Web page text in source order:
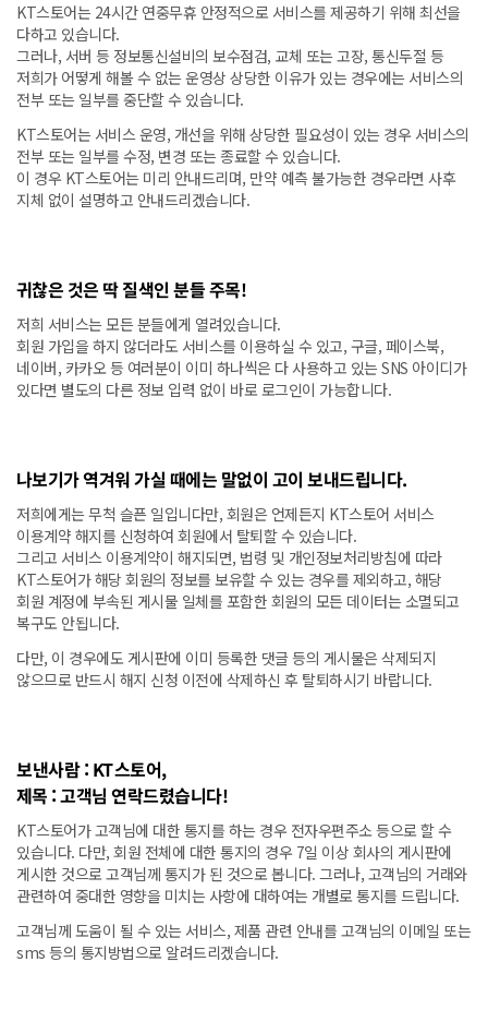
KT스토어는 24시간 연중무휴 안정적으로 서비스를 제공하기 위해 최선을
다하고 있습니다.
그러나, 서버 등 정보통신설비의 보수점검, 교체 또는 고장, 통신두절 등
저희가 어떻게 해볼 수 없는 운영상 상당한 이유가 있는 경우에는 서비스의
전부 또는 일부를 중단할 수 있습니다.
KT스토어는 서비스 운영, 개선을 위해 상당한 필요성이 있는 경우 서비스의
전부 또는 일부를 수정, 변경 또는 종료할 수 있습니다.
이 경우 KT스토어는 미리 안내드리며, 만약 예측 불가능한 경우라면 사후
지체 없이 설명하고 안내드리겠습니다.
귀찮은 것은 딱 질색인 분들 주목!
저희 서비스는 모든 분들에게 열려있습니다.
회원 가입을 하지 않더라도 서비스를 이용하실 수 있고, 구글, 페이스북,
네이버, 카카오 등 여러분이 이미 하나씩은 다 사용하고 있는 SNS 아이디가
있다면 별도의 다른 정보 입력 없이 바로 로그인이 가능합니다.
나보기가 역겨워 가실 때에는 말없이 고이 보내드립니다.
저희에게는 무척 슬픈 일입니다만, 회원은 언제든지 KT스토어 서비스
이용계약 해지를 신청하여 회원에서 탈퇴할 수 있습니다.
그리고 서비스 이용계약이 해지되면, 법령 및 개인정보처리방침에 따라
KT스토어가 해당 회원의 정보를 보유할 수 있는 경우를 제외하고, 해당
회원 계정에 부속된 게시물 일체를 포함한 회원의 모든 데이터는 소멸되고
복구도 안됩니다.
다만, 이 경우에도 게시판에 이미 등록한 댓글 등의 게시물은 삭제되지
않으므로 반드시 해지 신청 이전에 삭제하신 후 탈퇴하시기 바랍니다.
보낸사람 : KT스토어,
제목 : 고객님 연락드렸습니다!
KT스토어가 고객님에 대한 통지를 하는 경우 전자우편주소 등으로 할 수
있습니다. 다만, 회원 전체에 대한 통지의 경우 7일 이상 회사의 게시판에
게시한 것으로 고객님께 통지가 된 것으로 봅니다. 그러나, 고객님의 거래와
관련하여 중대한 영향을 미치는 사항에 대하여는 개별로 통지를 드립니다.
고객님께 도움이 될 수 있는 서비스, 제품 관련 안내를 고객님의 이메일 또는
sms 등의 통지방법으로 알려드리겠습니다.